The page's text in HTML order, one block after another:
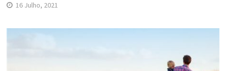
16 Julho, 2021